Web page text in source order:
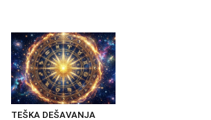
TEŠKA DEŠAVANJA